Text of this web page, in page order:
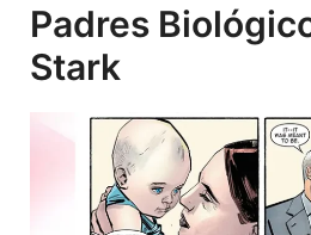
Padres
Stark